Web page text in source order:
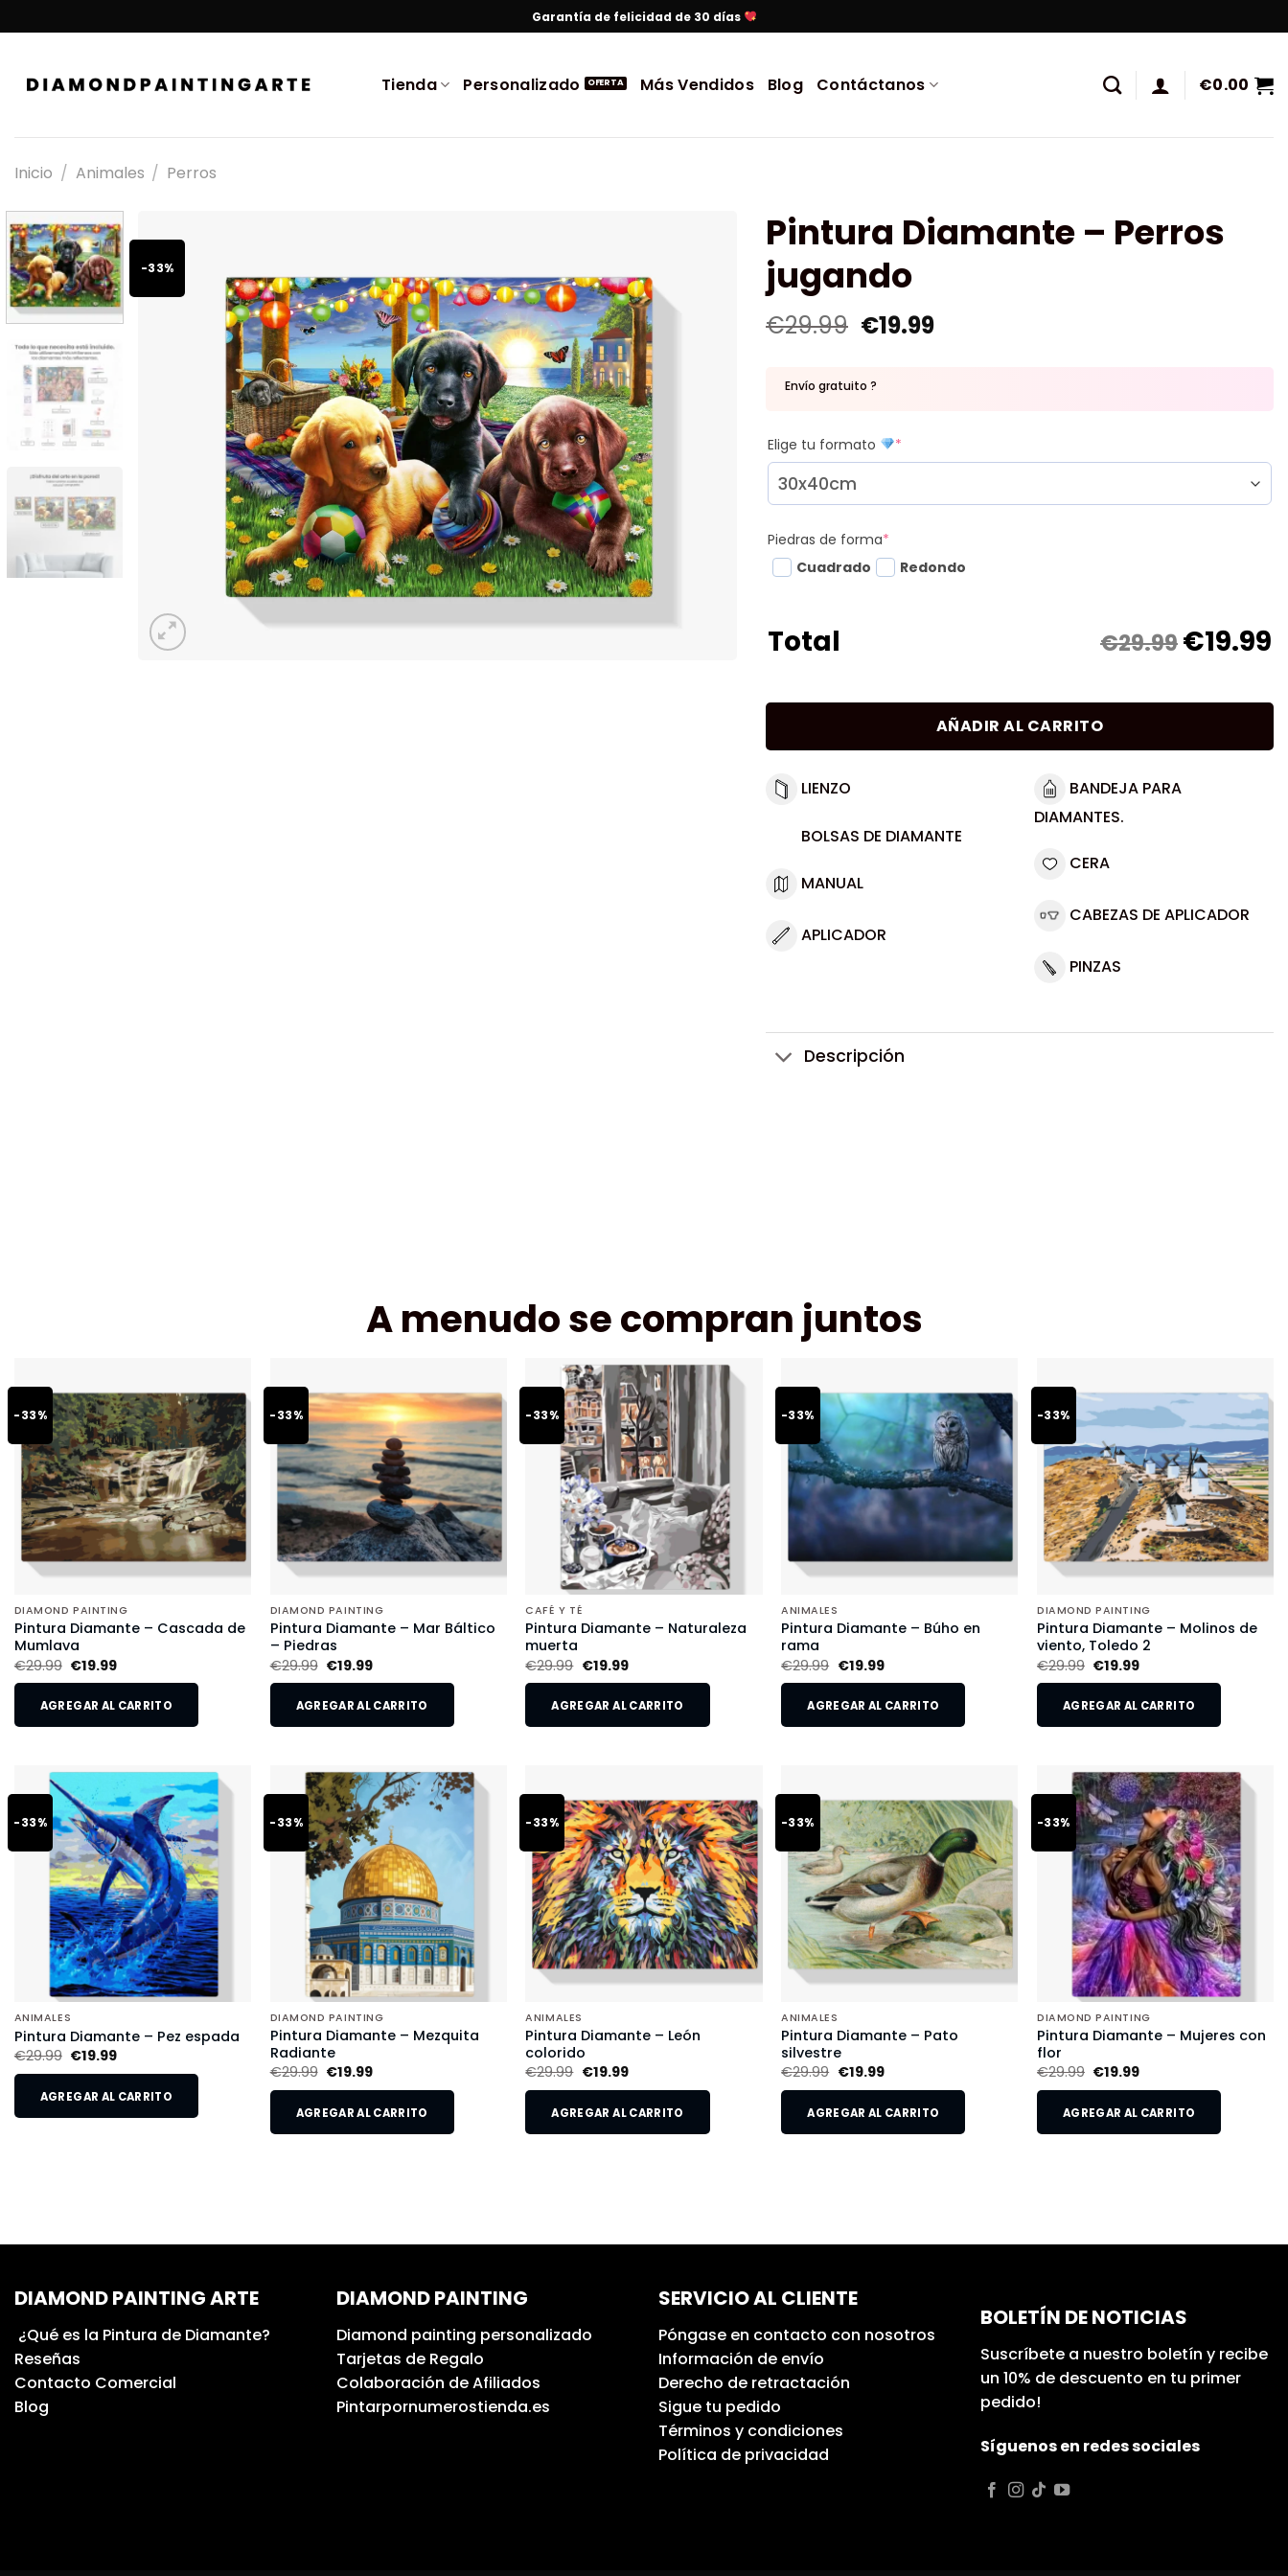
Garantía de felicidad de 30 días
Tienda Personalizado Más Vendidos Blog Contáctanos €0.00
Inicio / Animales / Perros
-33%
Pintura Diamante – Perros
jugando
€29.99 €19.99
Envío gratuito ?
Elige tu formato *
Piedras de forma*
Cuadrado
Redondo
Total €29.99€19.99
AÑADIR AL CARRITO
LIENZO
BOLSAS DE DIAMANTE
MANUAL
APLICADOR
BANDEJA PARA
DIAMANTES.
CERA
CABEZAS DE APLICADOR
PINZAS
Descripción
A menudo se compran juntos
-33%
DIAMOND PAINTING
Pintura Diamante – Cascada de
Mumlava
€29.99 €19.99
AGREGAR AL CARRITO
-33%
DIAMOND PAINTING
Pintura Diamante – Mar Báltico
– Piedras
€29.99 €19.99
AGREGAR AL CARRITO
-33%
CAFÉ Y TÉ
Pintura Diamante – Naturaleza
muerta
€29.99 €19.99
AGREGAR AL CARRITO
-33%
ANIMALES
Pintura Diamante – Búho en
rama
€29.99 €19.99
AGREGAR AL CARRITO
-33%
DIAMOND PAINTING
Pintura Diamante – Molinos de
viento, Toledo 2
€29.99 €19.99
AGREGAR AL CARRITO
-33%
ANIMALES
Pintura Diamante – Pez espada
€29.99 €19.99
AGREGAR AL CARRITO
-33%
DIAMOND PAINTING
Pintura Diamante – Mezquita
Radiante
€29.99 €19.99
AGREGAR AL CARRITO
-33%
ANIMALES
Pintura Diamante – León
colorido
€29.99 €19.99
AGREGAR AL CARRITO
-33%
ANIMALES
Pintura Diamante – Pato
silvestre
€29.99 €19.99
AGREGAR AL CARRITO
-33%
DIAMOND PAINTING
Pintura Diamante – Mujeres con
flor
€29.99 €19.99
AGREGAR AL CARRITO
DIAMOND PAINTING ARTE
¿Qué es la Pintura de Diamante?
Reseñas
Contacto Comercial
Blog
DIAMOND PAINTING
Diamond painting personalizado
Tarjetas de Regalo
Colaboración de Afiliados
Pintarpornumerostienda.es
SERVICIO AL CLIENTE
Póngase en contacto con nosotros
Información de envío
Derecho de retractación
Sigue tu pedido
Términos y condiciones
Política de privacidad
BOLETÍN DE NOTICIAS
Suscríbete a nuestro boletín y recibe
un 10% de descuento en tu primer
pedido!
Síguenos en redes sociales